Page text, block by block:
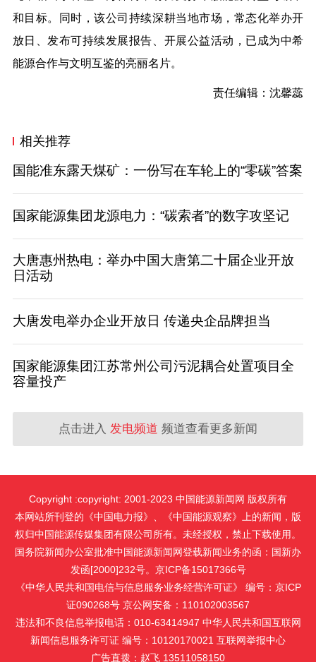
和目标。同时，该公司持续深耕当地市场，常态化举办开
放日、发布可持续发展报告、开展公益活动，已成为中希
能源合作与文明互鉴的亮丽名片。
责任编辑：沈馨蕊
相关推荐
国能准东露天煤矿：一份写在车轮上的“零碳”答案
国家能源集团龙源电力：“碳索者”的数字攻坚记
大唐惠州热电：举办中国大唐第二十届企业开放
日活动
大唐发电举办企业开放日 传递央企品牌担当
国家能源集团江苏常州公司污泥耦合处置项目全
容量投产
点击进入 发电频道 频道查看更多新闻
Copyright :copyright: 2001-2023 中国能源新闻网 版权所有
本网站所刊登的《中国电力报》、《中国能源观察》上的新闻，版
权归中国能源传媒集团有限公司所有。未经授权，禁止下载使用。
国务院新闻办公室批准中国能源新闻网登载新闻业务的函：国新办
发函[2000]232号。京ICP备15017366号
《中华人民共和国电信与信息服务业务经营许可证》 编号：京ICP
证090268号 京公网安备：110102003567
违法和不良信息举报电话：010-63414947 中华人民共和国互联网
新闻信息服务许可证 编号：10120170021 互联网举报中心
广告直拨：赵飞 13511058150